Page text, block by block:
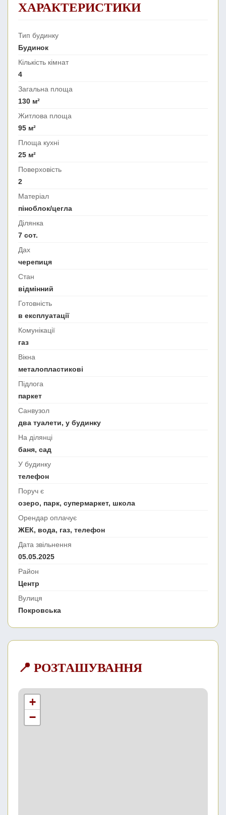
ХАРАКТЕРИСТИКИ
Тип будинку
Будинок
Кількість кімнат
4
Загальна площа
130 м²
Житлова площа
95 м²
Площа кухні
25 м²
Поверховість
2
Матеріал
піноблок/цегла
Ділянка
7 сот.
Дах
черепиця
Стан
відмінний
Готовність
в експлуатації
Комунікації
газ
Вікна
металопластикові
Підлога
паркет
Санвузол
два туалети, у будинку
На ділянці
баня, сад
У будинку
телефон
Поруч є
озеро, парк, супермаркет, школа
Орендар оплачує
ЖЕК, вода, газ, телефон
Дата звільнення
05.05.2025
Район
Центр
Вулиця
Покровська
📍 РОЗТАШУВАННЯ
+
−